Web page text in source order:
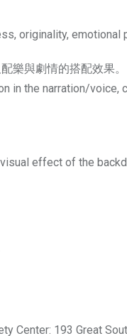
originality, emotional
樂與劇情的搭配效果。
in the narration/
effect of the
193 Great